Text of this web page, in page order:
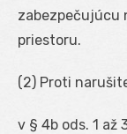
zabezpečujúcu
priestoru.
(2) Proti
v § 4b ods. 1 až